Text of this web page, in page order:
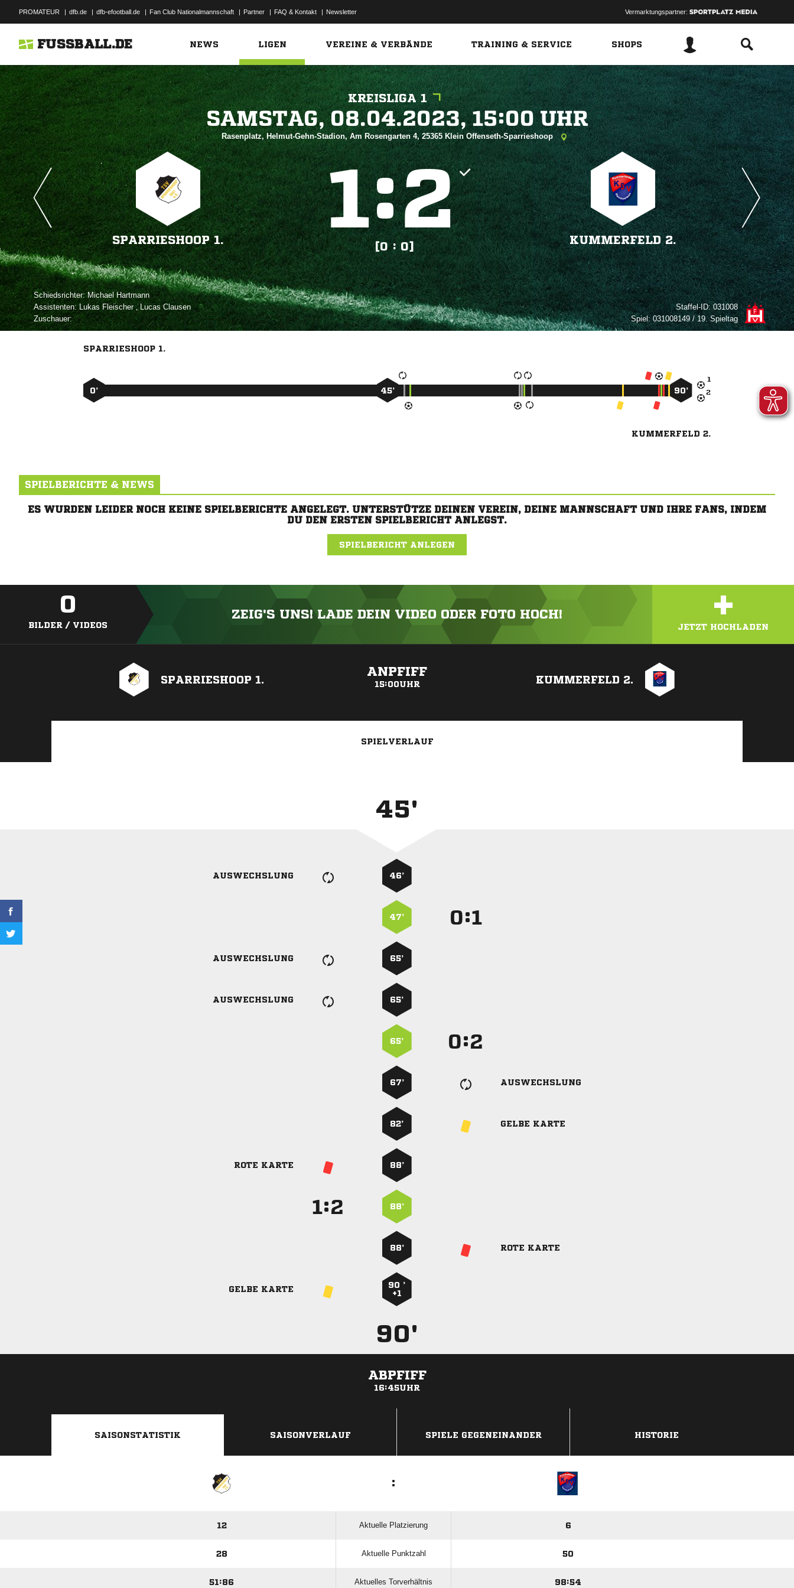
PROMATEUR | dfb.de | dfb-efootball.de | Fan Club Nationalmannschaft | Partner | FAQ & Kontakt | Newsletter Vermarktungspartner:
FUSSBALL.DE NEWS LIGEN VEREINE & VERBÄNDE TRAINING & SERVICE SHOPS
KREISLIGA 1
   
Rasenplatz, Helmut-Gehn-Stadion, Am Rosengarten 4, 25365 Klein Offenseth-Sparrieshoop
SPARRIESHOOP 1.
:
[0 : 0]
KUMMERFELD 2.
Schiedsrichter: 
Assistenten:   ,  
Zuschauer:
Staffel-ID:031008
Spiel:031008149 / 19. Spieltag
SPARRIESHOOP 1.


0’ 45’ 90’
KUMMERFELD 2.
SPIELBERICHTE & NEWS
ES WURDEN LEIDER NOCH KEINE SPIELBERICHTE ANGELEGT. UNTERSTÜTZE DEINEN VEREIN, DEINE MANNSCHAFT UND IHRE FANS, INDEM
DU DEN ERSTEN SPIELBERICHT ANLEGST.
SPIELBERICHT ANLEGEN
0
BILDER / VIDEOS
ZEIG'S UNS! LADE DEIN VIDEO ODER FOTO HOCH! +
JETZT HOCHLADEN
SPARRIESHOOP 1.
ANPFIFF
15:00UHR KUMMERFELD 2.
SPIELVERLAUF
45'
AUSWECHSLUNG 46’
47’ :
AUSWECHSLUNG 65’
AUSWECHSLUNG 65’
65’ :
67’ AUSWECHSLUNG
82’ GELBE KARTE
ROTE KARTE 88’
: 88’
88’ ROTE KARTE
GELBE KARTE
90 ’
+1
90'
ABPFIFF
16:45UHR
SAISONSTATISTIK SAISONVERLAUF SPIELE GEGENEINANDER HISTORIE
:
12 Aktuelle Platzierung 6
28 Aktuelle Punktzahl 50
51:86 Aktuelles Torverhältnis 98:54